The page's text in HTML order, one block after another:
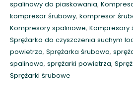
i
n
o
w
y
7
b
spalinowy do piaskowania,
kompresor śrubowy, kompresor
Kompresory spalinowe, Kompresory
Sprężarka do czyszczenia suchym
powietrza, Sprężarka śrubowa,
spalinowa, sprężarki powietrza,
Sprężarki śrubowe